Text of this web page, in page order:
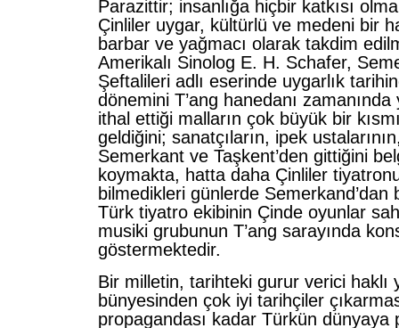
Parazittir; insanlığa hiçbir katkısı
Çinliler uygar, kültürlü ve medeni bir
barbar ve yağmacı olarak takdim
Amerikalı Sinolog E. H. Schafer,
Şeftalileri adlı eserinde uygarlık
dönemini T’ang hanedanı zamanında
ithal ettiği malların çok büyük bir
geldiğini; sanatçıların, ipek
Semerkant ve Taşkent’den gittiğini
koymakta, hatta daha Çinliler
bilmedikleri günlerde Semerkand’dan
Türk tiyatro ekibinin Çinde oyunlar
musiki grubunun T’ang sarayında
göstermektedir.
Bir milletin, tarihteki gurur verici haklı
bünyesinden çok iyi tarihçiler
propagandası kadar Türkün dünyaya